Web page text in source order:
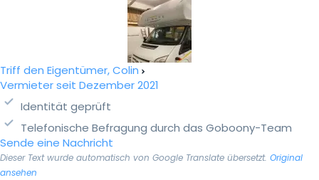
Triff den Eigentümer, Colin
Vermieter seit Dezember 2021
Identität geprüft
Telefonische Befragung durch das Goboony-Team
Sende eine Nachricht
Dieser Text wurde automatisch von Google Translate übersetzt. Original
ansehen